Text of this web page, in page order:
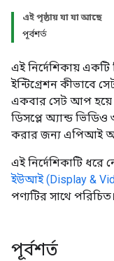
এই পৃষ্ঠায় যা যা আছে
পূর্বশর্ত
এই নির্দেশিকায়
ইন্টিগ্রেশন কীভাবে
একবার সেট আপ হয়ে
ডিসপ্লে অ্যান্ড
করার জন্য এপিআই
এই নির্দেশিকাটি
ইউআই (Display &
পণ্যটির সাথে পরিচিত।
পূর্বশর্ত